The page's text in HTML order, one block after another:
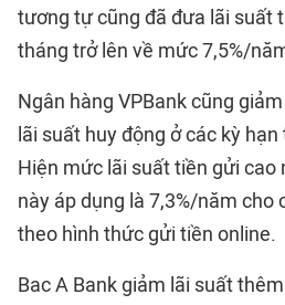
tương tự cũng đã đưa lãi suất
tháng trở lên về mức 7,5%/
Ngân hàng VPBank cũng
lãi suất huy động ở các kỳ
Hiện mức lãi suất tiền gửi cao
này áp dụng là 7,3%/năm cho
theo hình thức gửi tiền online.
Bac A Bank giảm lãi suất